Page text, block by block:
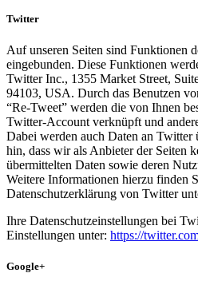
Twitter
Auf unseren Seiten sind Funktionen
eingebunden. Diese Funktionen
Twitter Inc., 1355 Market Street,
94103, USA. Durch das Benutzen
“Re-Tweet” werden die von Ihnen
Twitter-Account verknüpft und
Dabei werden auch Daten an Twitter
hin, dass wir als Anbieter der Seiten
übermittelten Daten sowie deren
Weitere Informationen hierzu finden
Datenschutzerklärung von Twitter
Ihre Datenschutzeinstellungen bei
Einstellungen unter: https://
Google+